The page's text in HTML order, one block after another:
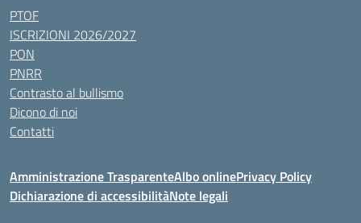
PTOF
ISCRIZIONI 2026/2027
PON
PNRR
Contrasto al bullismo
Dicono di noi
Contatti
Amministrazione TrasparenteAlbo onlinePrivacy Policy
Dichiarazione di accessibilitàNote legali